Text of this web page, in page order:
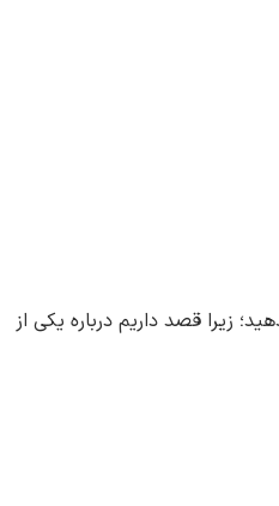
زیرا قصد داریم درباره یکی از